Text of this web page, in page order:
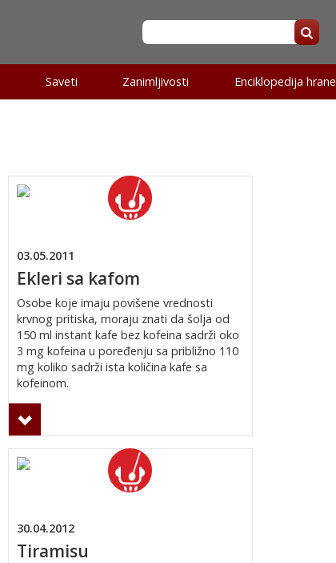
Saveti Zanimljivosti Enciklopedija hrane
03.05.2011
Ekleri sa kafom
Osobe koje imaju povišene vrednosti
krvnog pritiska, moraju znati da šolja od
150 ml instant kafe bez kofeina sadrži oko
3 mg kofeina u poređenju sa približno 110
mg koliko sadrži ista količina kafe sa
kofeinom.
30.04.2012
Tiramisu